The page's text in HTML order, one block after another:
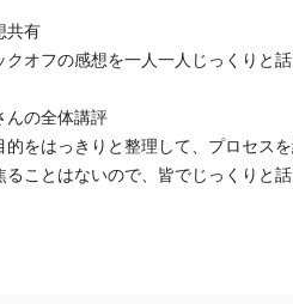
有
の感想を一人一人じっくりと話
の全体講評
っきりと整理して、プロセスを
はないので、皆でじっくりと話